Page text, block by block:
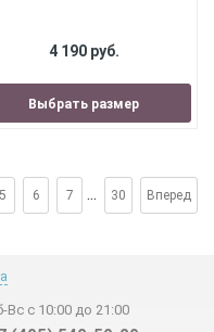
4 190 руб.
Выбрать размер
5 6 7 ... 30 Вперед
Вс с 10:00 до 21:00